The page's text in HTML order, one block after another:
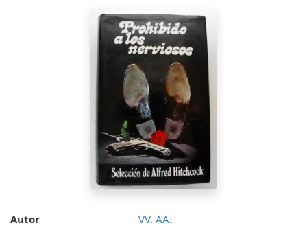
Autor
VV. AA.